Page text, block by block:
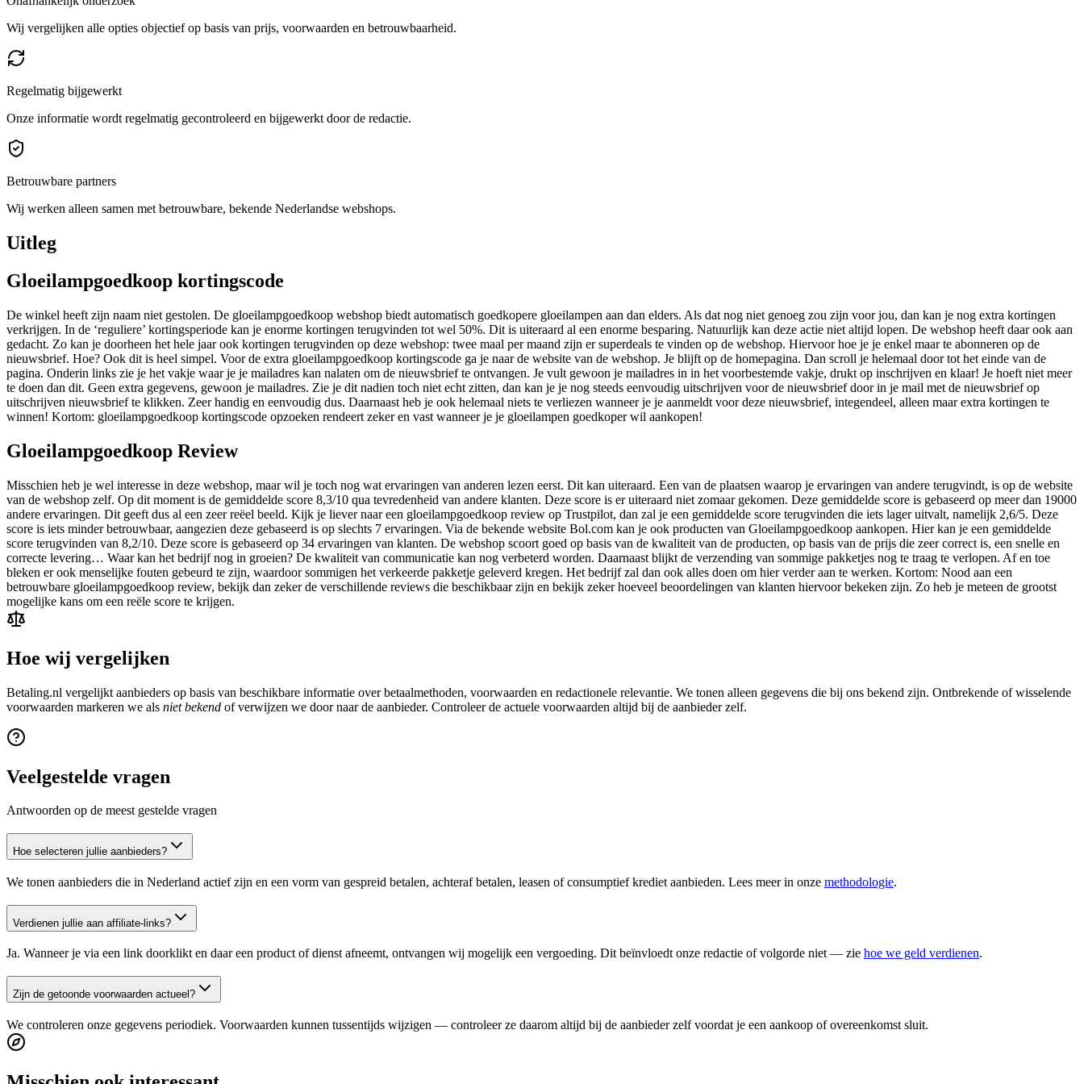
Wij vergelijken alle opties objectief op basis van prijs, voorwaarden en betrouwbaarheid.
Regelmatig bijgewerkt
Onze informatie wordt regelmatig gecontroleerd en bijgewerkt door de redactie.
Betrouwbare partners
Wij werken alleen samen met betrouwbare, bekende Nederlandse webshops.
Uitleg
Gloeilampgoedkoop kortingscode
De winkel heeft zijn naam niet gestolen. De gloeilampgoedkoop webshop biedt automatisch goedkopere gloeilampen aan dan elders. Als dat nog niet genoeg zou zijn voor jou, dan kan je nog extra kortingen
verkrijgen. In de ‘reguliere’ kortingsperiode kan je enorme kortingen terugvinden tot wel 50%. Dit is uiteraard al een enorme besparing. Natuurlijk kan deze actie niet altijd lopen. De webshop heeft daar ook aan
gedacht. Zo kan je doorheen het hele jaar ook kortingen terugvinden op deze webshop: twee maal per maand zijn er superdeals te vinden op de webshop. Hiervoor hoe je je enkel maar te abonneren op de
nieuwsbrief. Hoe? Ook dit is heel simpel. Voor de extra gloeilampgoedkoop kortingscode ga je naar de website van de webshop. Je blijft op de homepagina. Dan scroll je helemaal door tot het einde van de
pagina. Onderin links zie je het vakje waar je je mailadres kan nalaten om de nieuwsbrief te ontvangen. Je vult gewoon je mailadres in in het voorbestemde vakje, drukt op inschrijven en klaar! Je hoeft niet meer
te doen dan dit. Geen extra gegevens, gewoon je mailadres. Zie je dit nadien toch niet echt zitten, dan kan je je nog steeds eenvoudig uitschrijven voor de nieuwsbrief door in je mail met de nieuwsbrief op
uitschrijven nieuwsbrief te klikken. Zeer handig en eenvoudig dus. Daarnaast heb je ook helemaal niets te verliezen wanneer je je aanmeldt voor deze nieuwsbrief, integendeel, alleen maar extra kortingen te
winnen! Kortom: gloeilampgoedkoop kortingscode opzoeken rendeert zeker en vast wanneer je je gloeilampen goedkoper wil aankopen!
Gloeilampgoedkoop Review
Misschien heb je wel interesse in deze webshop, maar wil je toch nog wat ervaringen van anderen lezen eerst. Dit kan uiteraard. Een van de plaatsen waarop je ervaringen van andere terugvindt, is op de website
van de webshop zelf. Op dit moment is de gemiddelde score 8,3/10 qua tevredenheid van andere klanten. Deze score is er uiteraard niet zomaar gekomen. Deze gemiddelde score is gebaseerd op meer dan 19000
andere ervaringen. Dit geeft dus al een zeer reëel beeld. Kijk je liever naar een gloeilampgoedkoop review op Trustpilot, dan zal je een gemiddelde score terugvinden die iets lager uitvalt, namelijk 2,6/5. Deze
score is iets minder betrouwbaar, aangezien deze gebaseerd is op slechts 7 ervaringen. Via de bekende website Bol.com kan je ook producten van Gloeilampgoedkoop aankopen. Hier kan je een gemiddelde
score terugvinden van 8,2/10. Deze score is gebaseerd op 34 ervaringen van klanten. De webshop scoort goed op basis van de kwaliteit van de producten, op basis van de prijs die zeer correct is, een snelle en
correcte levering… Waar kan het bedrijf nog in groeien? De kwaliteit van communicatie kan nog verbeterd worden. Daarnaast blijkt de verzending van sommige pakketjes nog te traag te verlopen. Af en toe
bleken er ook menselijke fouten gebeurd te zijn, waardoor sommigen het verkeerde pakketje geleverd kregen. Het bedrijf zal dan ook alles doen om hier verder aan te werken. Kortom: Nood aan een
betrouwbare gloeilampgoedkoop review, bekijk dan zeker de verschillende reviews die beschikbaar zijn en bekijk zeker hoeveel beoordelingen van klanten hiervoor bekeken zijn. Zo heb je meteen de grootst
mogelijke kans om een reële score te krijgen.
Hoe wij vergelijken
Betaling.nl vergelijkt aanbieders op basis van beschikbare informatie over betaalmethoden, voorwaarden en redactionele relevantie. We tonen alleen gegevens die bij ons bekend zijn. Ontbrekende of wisselende
voorwaarden markeren we als niet bekend of verwijzen we door naar de aanbieder. Controleer de actuele voorwaarden altijd bij de aanbieder zelf.
Veelgestelde vragen
Antwoorden op de meest gestelde vragen
Hoe selecteren jullie aanbieders?
We tonen aanbieders die in Nederland actief zijn en een vorm van gespreid betalen, achteraf betalen, leasen of consumptief krediet aanbieden. Lees meer in onze methodologie.
Verdienen jullie aan affiliate-links?
Ja. Wanneer je via een link doorklikt en daar een product of dienst afneemt, ontvangen wij mogelijk een vergoeding. Dit beïnvloedt onze redactie of volgorde niet — zie hoe we geld verdienen.
Zijn de getoonde voorwaarden actueel?
We controleren onze gegevens periodiek. Voorwaarden kunnen tussentijds wijzigen — controleer ze daarom altijd bij de aanbieder zelf voordat je een aankoop of overeenkomst sluit.